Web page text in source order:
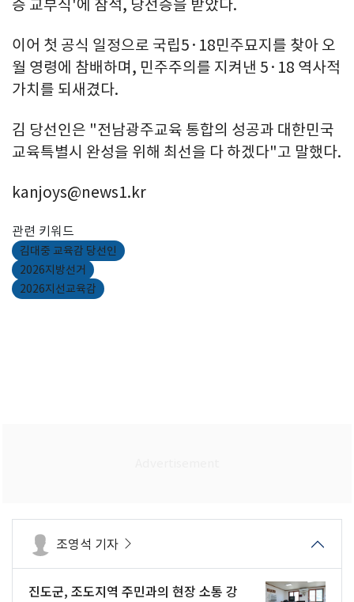
증 교부식'에 참석, 당선증을 받았다.
이어 첫 공식 일정으로 국립5·18민주묘지를 찾아 오
월 영령에 참배하며, 민주주의를 지켜낸 5·18 역사적
가치를 되새겼다.
김 당선인은 "전남광주교육 통합의 성공과 대한민국
교육특별시 완성을 위해 최선을 다 하겠다"고 말했다.
kanjoys@news1.kr
관련 키워드
김대중 교육감 당선인
2026지방선거
2026지선교육감
조영석 기자
진도군, 조도지역 주민과의 현장 소통 강